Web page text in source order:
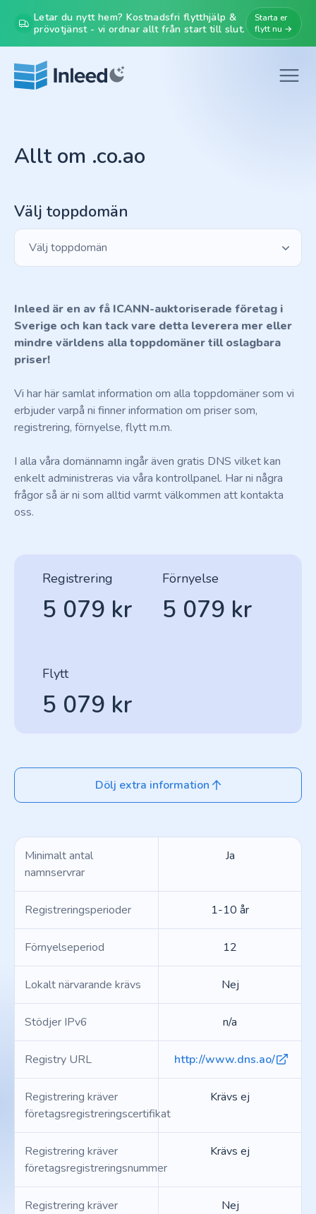
Letar du nytt hem? Kostnadsfri flytthjälp &
prövotjänst - vi ordnar allt från start till slut.
Starta er
flytt nu →
Allt om .co.ao
Välj toppdomän
Välj toppdomän
Inleed är en av få ICANN-auktoriserade företag i
Sverige och kan tack vare detta leverera mer eller
mindre världens alla toppdomäner till oslagbara
priser!
Vi har här samlat information om alla toppdomäner som vi
erbjuder varpå ni finner information om priser som,
registrering, förnyelse, flytt m.m.
I alla våra domännamn ingår även gratis DNS vilket kan
enkelt administreras via våra kontrollpanel. Har ni några
frågor så är ni som alltid varmt välkommen att kontakta
oss.
Registrering
5 079 kr
Förnyelse
5 079 kr
Flytt
5 079 kr
Dölj extra information
Minimalt antal
namnservrar
Ja
Registreringsperioder 1-10 år
Förnyelseperiod 12
Lokalt närvarande krävs Nej
Stödjer IPv6 n/a
Registry URL http://www.dns.ao/
Registrering kräver
företagsregistreringscertifikat
Krävs ej
Registrering kräver
företagsregistreringsnummer
Krävs ej
Registrering kräver
Nej